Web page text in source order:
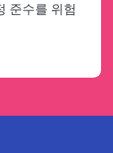
준수를 위험